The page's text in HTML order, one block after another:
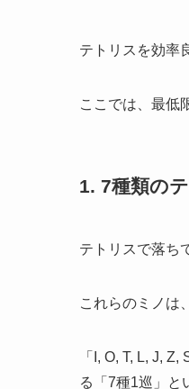
テトリスを効率
ここでは、最低
1. 7種類の
テトリスで落ち
これらのミノは
「I, O, T, L, J,
る「7種1巡」と